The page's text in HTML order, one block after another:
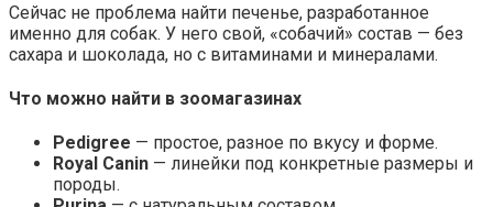
Сейчас не проблема найти печенье, разработанное
именно для собак. У него свой, «собачий» состав — без
сахара и шоколада, но с витаминами и минералами.
Что можно найти в зоомагазинах
Pedigree — простое, разное по вкусу и форме.
Royal Canin — линейки под конкретные размеры и
породы.